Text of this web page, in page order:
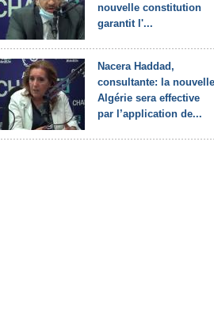
nouvelle constitution
garantit l'...
Nacera Haddad,
consultante: la nouvelle
Algérie sera effective
par l’application de...